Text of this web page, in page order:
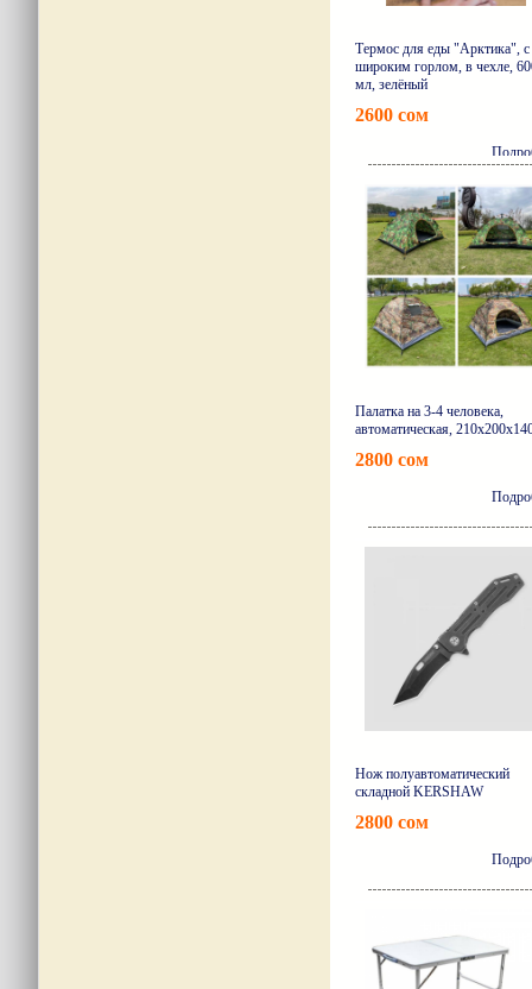
Термос для еды "Арктика", с
широким горлом, в чехле,
мл, зелёный
2600 сом
Палатка на 3-4 человека,
автоматическая,
2800 сом
Нож полуавтоматический
складной KERSHAW
2800 сом